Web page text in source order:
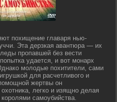
похищение главаря нью-
Эта дерзкая авантюра — их
пропавшей без вести
удается, и вот монарх
молодые похитители, сами
для расчетливого и
жертвы он
легко и изящно делая
самоубийства.